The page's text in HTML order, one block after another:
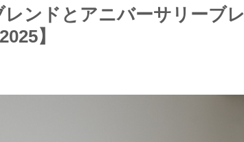
レンドとアニバーサリーブレ
】